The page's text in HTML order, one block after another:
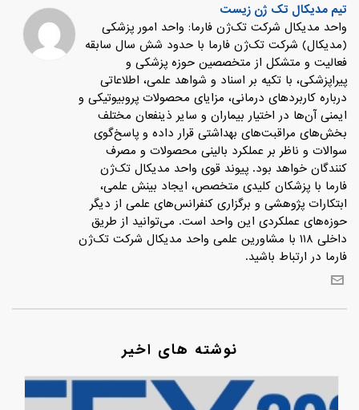
تیم مدیکال تک ژن زیست
واحد مدیکال شرکت تک‌ژن فارما: واحد امور پزشکی
(مدیکال) شرکت تک‌ژن فارما با حدود شش سال سابقه
فعالیت و متشکل از متخصصین حوزه پزشکی و
پیراپزشکی، با تکیه بر اسناد و شواهد علمی، اطلاعاتی
درباره کاربردهای درمانی، مزایای محصولات پروبیوتیکی و
ایمنی آن‌ها در اختیار بیماران و سایر ذینفعان مختلف
بخش‌های مراقبت‌های بهداشتی قرار داده و پاسخ‌گوی
سوالات و ناظر بر عملکرد بالینی محصولات و مصرف
کنندگان خواهد بود. پیوند قوی واحد مدیکال تک‌ژن
فارما با پزشکان کلیدی متخصص، ایجاد بینش علمی،
ابتکارات پژوهشی و برگزاری کنفرانس‌های علمی از دیگر
حوزه‌های عملکردی این واحد است. می‌توانید از طریق
داخلی‌ ۱۱۸ با مشاورین علمی واحد مدیکال شرکت تک‌ژن
فارما در ارتباط باشید.
نوشته های اخیر